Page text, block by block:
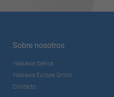
Sobre nosotros
Yaskawa Ibérica
Yaskawa Europe Gmbh
Contacto